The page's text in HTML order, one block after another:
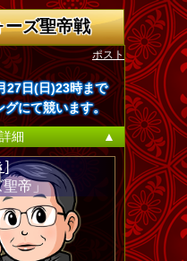
ズ聖帝戦
ポスト
27日(日)23時まで
にて競います。
細
▲
]
聖帝」